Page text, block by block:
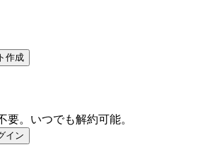
作成
要。いつでも解約可能。
イン